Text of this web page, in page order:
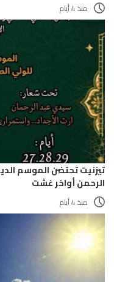
منذ 4 أيام
تيزنيت تحتضن الموسم
الرحمن أواخر غشت
منذ 4 أيام